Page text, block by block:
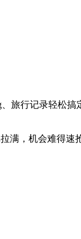
旅行记录轻松
满，机会难得速